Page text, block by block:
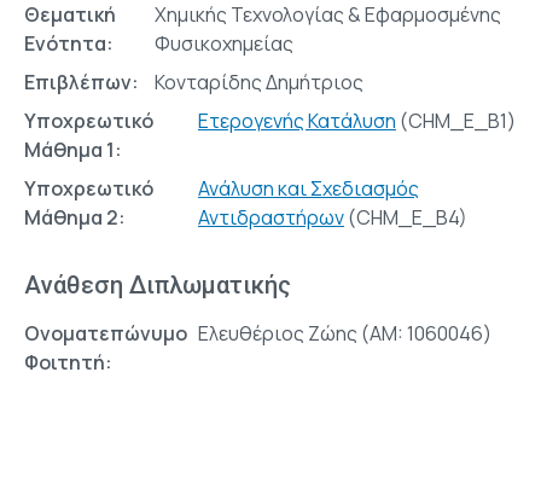
Θεματική
Ενότητα:
Χημικής Τεχνολογίας & Εφαρμοσμένης
Φυσικοχημείας
Επιβλέπων:
Κονταρίδης Δημήτριος
Υποχρεωτικό
Μάθημα 1:
Ετερογενής Κατάλυση (CHM_E_B1)
Υποχρεωτικό
Μάθημα 2:
Ανάλυση και Σχεδιασμός
Αντιδραστήρων(CHM_E_Β4)
Ανάθεση Διπλωματικής
Ονοματεπώνυμο
Φοιτητή:
Ελευθέριος Ζώης (AM: 1060046)